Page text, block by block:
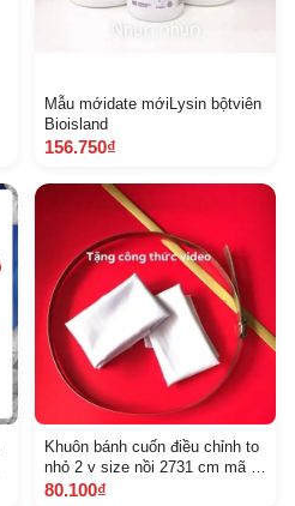
Mẫu mớidate mớiLysin bộtviên
Bioisland
156.750₫
Khuôn bánh cuốn điều chỉnh to
nhỏ 2 v size nồi 2731 cm mã B
C 2 V 27
80.100₫